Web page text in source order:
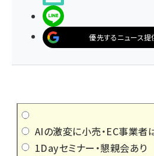
優先するニュース
AIの激変に小売・EC事業者
1Dayセミナー・懇親会あり